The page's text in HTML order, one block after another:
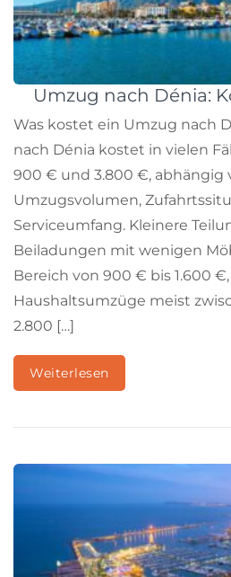
Umzug nach Dénia:
Was kostet ein Umzug nach
nach Dénia kostet in vielen
900 € und 3.800 €, abhängig
Umzugsvolumen,
Serviceumfang. Kleinere
Beiladungen mit wenigen
Bereich von 900 € bis 1.600
Haushaltsumzüge meist
2.800 […]
Weiterlesen